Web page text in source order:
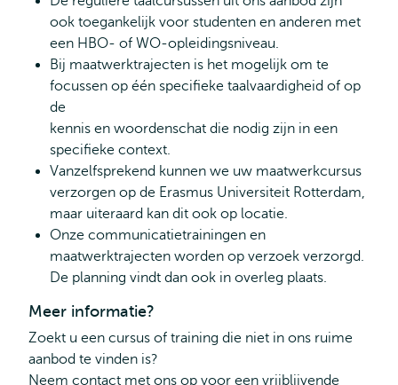
ook toegankelijk voor studenten en anderen met
een HBO- of WO-opleidingsniveau.
Bij maatwerktrajecten is het mogelijk om te
focussen op één specifieke taalvaardigheid of op
de
kennis en woordenschat die nodig zijn in een
specifieke context.
Vanzelfsprekend kunnen we uw maatwerkcursus
verzorgen op de Erasmus Universiteit Rotterdam,
maar uiteraard kan dit ook op locatie.
Onze communicatietrainingen en
maatwerktrajecten worden op verzoek verzorgd.
De planning vindt dan ook in overleg plaats.
Meer informatie?
Zoekt u een cursus of training die niet in ons ruime
aanbod te vinden is?
Neem contact met ons op voor een vrijblijvende